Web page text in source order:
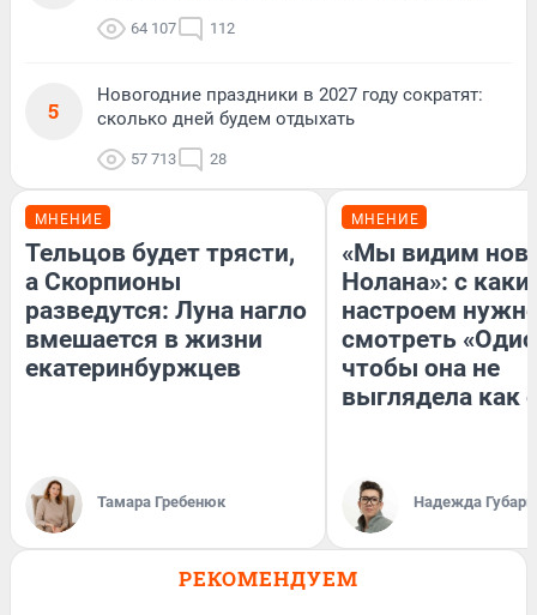
64 107 112
5
Новогодние праздники в 2027 году сократят:
сколько дней будем отдыхать
57 713 28
МНЕНИЕ
Тельцов будет трясти,
а Скорпионы
разведутся: Луна нагло
вмешается в жизни
екатеринбуржцев
Тамара Гребенюк
МНЕНИЕ
«Мы видим
Нолана»: с
настроем
смотреть
чтобы она не
выглядела как
Надежда Губарь
РЕКОМЕНДУЕМ